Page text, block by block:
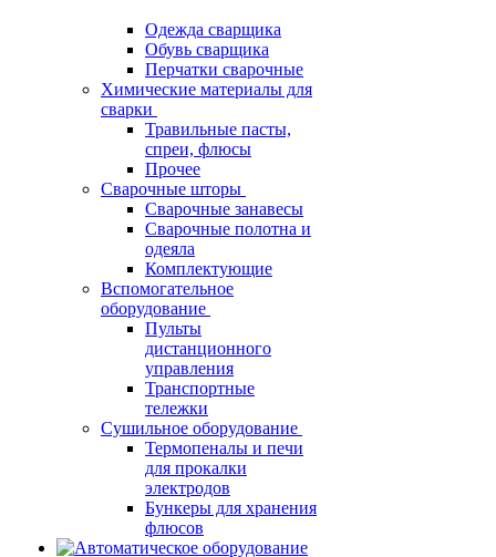
Одежда сварщика
Обувь сварщика
Перчатки сварочные
Химические материалы для
сварки
Травильные пасты,
спреи, флюсы
Прочее
Сварочные шторы
Сварочные занавесы
Сварочные полотна и
одеяла
Комплектующие
Вспомогательное
оборудование
Пульты
дистанционного
управления
Транспортные
тележки
Сушильное оборудование
Термопеналы и печи
для прокалки
электродов
Бункеры для хранения
флюсов